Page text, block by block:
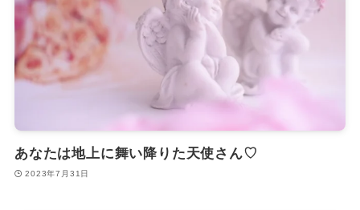
あなたは地上に舞い降りた天使さん♡
2023年7月31日